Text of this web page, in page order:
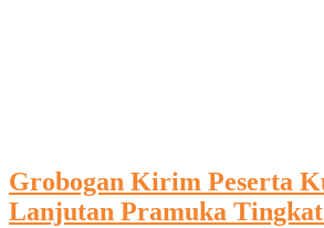
Grobogan Kirim Peserta
Lanjutan Pramuka Tingkat